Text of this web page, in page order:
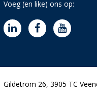
Voeg (en like) ons op:
Gildetrom 26, 3905 TC